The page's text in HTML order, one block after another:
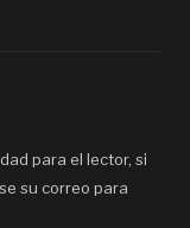
para el lector, si
su correo para